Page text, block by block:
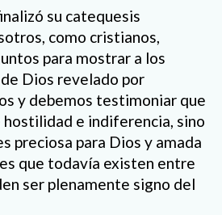
su catequesis
como cristianos,
para mostrar a los
Dios revelado por
y debemos testimoniar que
hostilidad e indiferencia, sino
preciosa para Dios y amada
que todavía existen entre
ser plenamente signo del